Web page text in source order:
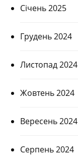
Січень 2025
Грудень 2024
Листопад 2024
Жовтень 2024
Вересень 2024
Серпень 2024